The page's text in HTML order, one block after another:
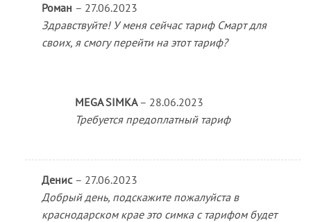
Роман – 27.06.2023
Здравствуйте! У меня сейчас тариф Смарт для
своих, я смогу перейти на этот тариф?
MEGA SIMKA – 28.06.2023
Требуется предоплатный тариф
Денис – 27.06.2023
Добрый день, подскажите пожалуйста в
краснодарском крае это симка с тарифом будет